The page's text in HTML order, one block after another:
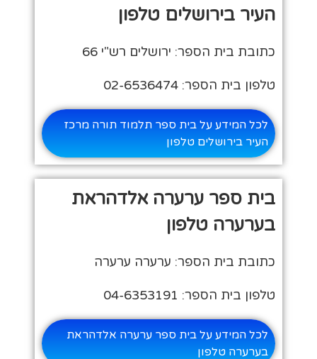
העיר בירושלים טלפון
כתובת בית הספר: ירושלים רש"י 66
טלפון בית הספר: 02-6536474
לכל המידע על בית ספר תלמוד תורה מרכז
העיר בירושלים טלפון
בית ספר ערערה אלדהראת
בערערה טלפון
כתובת בית הספר: ערערה ערערה
טלפון בית הספר: 04-6353191
לכל המידע על בית ספר ערערה אלדהראת
בערערה טלפון